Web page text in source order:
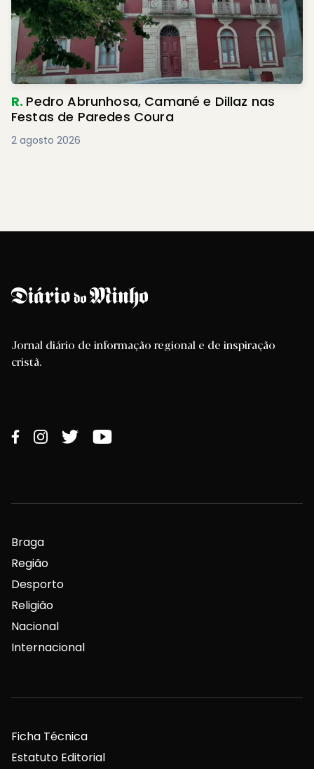
R. Pedro Abrunhosa, Camané e Dillaz nas
Festas de Paredes Coura
2 agosto 2026
Jornal diário de informação regional e de inspiração
cristã.
Braga
Região
Desporto
Religião
Nacional
Internacional
Ficha Técnica
Estatuto Editorial